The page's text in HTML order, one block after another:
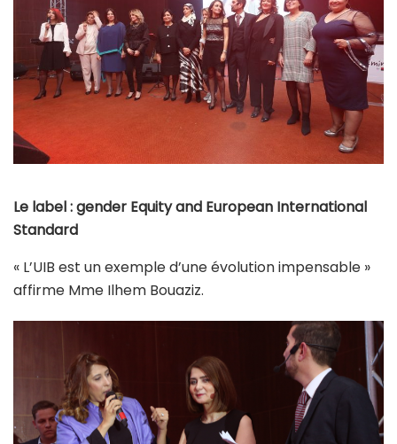
Le label : gender Equity and European International
Standard
« L’UIB est un exemple d’une évolution impensable »
affirme Mme Ilhem Bouaziz.